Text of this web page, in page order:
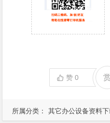
所属分类： 其它办公设备资料下
赞0 赏